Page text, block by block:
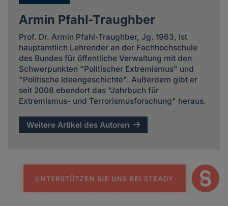
Armin Pfahl-Traughber
Prof. Dr. Armin Pfahl-Traughber, Jg. 1963, ist
hauptamtlich Lehrender an der Fachhochschule
des Bundes für öffentliche Verwaltung mit den
Schwerpunkten "Politischer Extremismus" und
"Politische Ideengeschichte". Außerdem gibt er
seit 2008 ebendort das "Jahrbuch für
Extremismus- und Terrorismusforschung" heraus.
Weitere Artikel des Autoren